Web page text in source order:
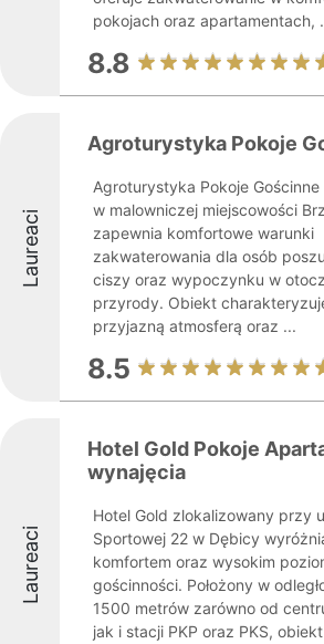
pokojach oraz apartamentach,
8.8
Laureaci
Agroturystyka Pokoje
Agroturystyka Pokoje
w malowniczej miejscowości
zapewnia komfortowe warunki
zakwaterowania dla osób
ciszy oraz wypoczynku w
przyrody. Obiekt
przyjazną atmosferą oraz ...
8.5
Laureaci
Hotel Gold Pokoje
wynajęcia
Hotel Gold zlokalizowany przy
Sportowej 22 w Dębicy
komfortem oraz wysokim
gościnności. Położony w
1500 metrów zarówno od
jak i stacji PKP oraz PKS,